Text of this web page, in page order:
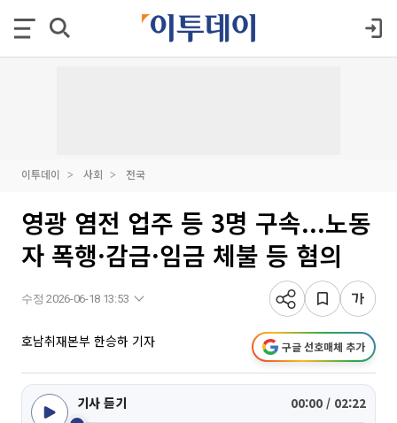
이투데이 사회 전국
영광 염전 업주 등 3명 구속...노동
자 폭행·감금·임금 체불 등 혐의
수정 2026-06-18 13:53
호남취재본부 한승하 기자 구글 선호매체 추가
기사 듣기 00:00 / 02:22